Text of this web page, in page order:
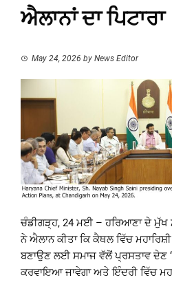
ਐਲਾਨਾਂ ਦਾ ਪਿਟਾਰਾ
May 24, 2026 by News Editor
ਚੰਡੀਗੜ੍ਹ, 24 ਮਈ – ਹਰਿਆਣਾ ਦੇ ਮੁੱਖ
ਨੇ ਐਲਾਨ ਕੀਤਾ ਕਿ ਕੈਥਲ ਵਿੱਚ
ਬਣਾਉਣ ਲਈ ਸਮਾਜ ਵੱਲੋਂ ਪ੍ਰਸਤਾਵ ਦੇਣ
ਕਰਵਾਇਆ ਜਾਵੇਗਾ ਅਤੇ ਇੰਦਰੀ ਵਿੱਚ